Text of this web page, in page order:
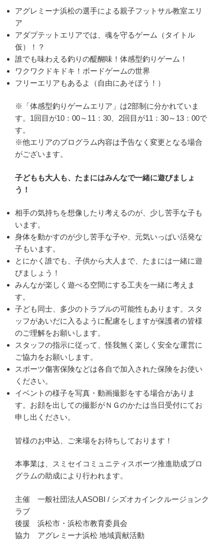
アグレミーナ浜松の選手による親子フットサル教室エリ
ア
アダプテットエリアでは、魂を守るゲーム（タイトル
仮）！？
誰でも味わえる釣りの醍醐味！体感型釣りゲーム！
ワクワクドキドキ！ボードゲームの世界
フリーエリアもあるよ（自由にあそぼう！）
※「体感型釣りゲームエリア」は2部制に分かれていま
す。1回目が10：00～11：30、2回目が11：30～13：00で
す。
※他エリアのプログラム内容は予告なく変更となる場合
がございます。
子どもも大人も、たまにはみんなで一緒に遊びましょ
う！
相手の気持ちを想像したり考えるのが、少し苦手な子も
います。
身体を動かすのが少し苦手な子や、元気いっぱい活発な
子もいます。
とにかく誰でも、子供から大人まで、たまには一緒に遊
びましょう！
みんなが楽しく遊べる空間にする工夫を一緒に考えま
す。
子ども同士、多少のトラブルの可能性もあります。スタ
ッフがあいだに入るように配慮をしますが保護者の皆様
のご理解をお願いします。
スタッフの指示に従って、怪我無く楽しく安全な運営に
ご協力をお願いします。
スポーツ傷害保険などは各自で加入された保険をお使い
ください。
イベントの様子を写真・動画撮影をする場合がありま
す。お顔を出しての撮影がＮＧのかたは当日受付にてお
申し出ください。
皆様のお申込、ご来場をお待ちしております！
本事業は、スミセイコミュニティスポーツ推進助成プロ
グラムの助成により行われます。
主催 一般社団法人ASOBI / シズオカインクルージョンク
ラブ
後援 浜松市・浜松市教育委員会
協力 アグレミーナ浜松 地域貢献活動